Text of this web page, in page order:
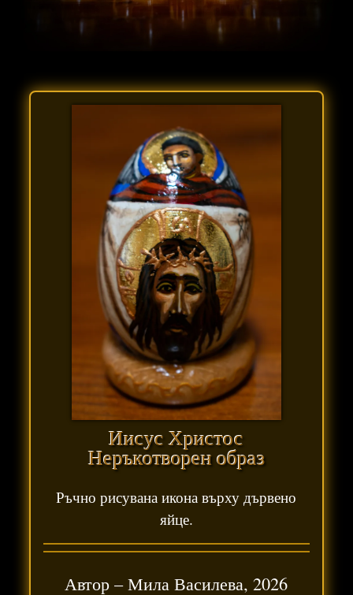
Иисус Христос
Неръкотворен образ
Ръчно рисувана икона върху дървено
яйце.
Автор –Мила Василева,2026